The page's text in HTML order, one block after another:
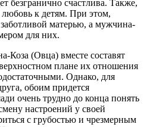
безгранично счастлива. Также,
любовь к детям. При этом,
матерью, а мужчина-
для них.
(Овца) вместе составят
плане их отношения
Однако, для
обоим придется
очень трудно до конца понять
настроений у своей
с грубостью и чрезмерным